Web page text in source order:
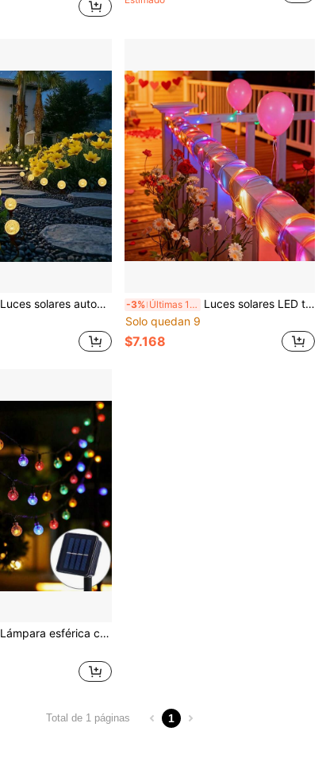
Luces solares automáticas con sensor de luz para senderos, 20 luces de jardín con estaca de suelo y bola de burbujas LED, 8 modos de iluminación, IPX4 resistente al agua, cálidas/coloridas, decorativas para exteriores, césped, patio, boda, Navidad, fiesta, camping, uso en todas las estaciones
-3% Últimas 11 hrs
Luces solares LED tipo tubo, sin necesidad de cableado, luces de cadena de PVC transparente flexible, 8 modos, sensor crepuscular a amanecer, resistente al agua IPX4, adecuado para decoración de jardín y patio exterior
Solo quedan 9
$7.168
Lámpara esférica colgante solar, 8 modos, 20/50/100 LED, regulable, adecuada para jardín, patio, porche exterior, excelente para iluminación de bodas y fiestas
Total de 1 páginas 1